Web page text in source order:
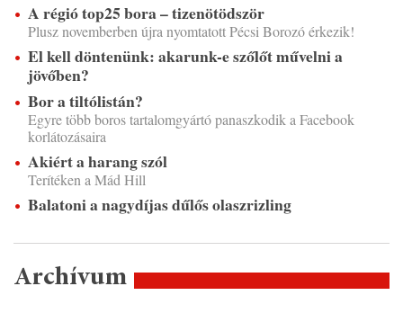
A régió top25 bora – tizenötödször
Plusz novemberben újra nyomtatott Pécsi Borozó érkezik!
El kell döntenünk: akarunk-e szőlőt művelni a
jövőben?
Bor a tiltólistán?
Egyre több boros tartalomgyártó panaszkodik a Facebook
korlátozásaira
Akiért a harang szól
Terítéken a Mád Hill
Balatoni a nagydíjas dűlős olaszrizling
Archívum